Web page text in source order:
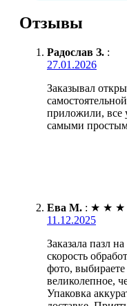
Отзывы
Радослав З. :
27.01.2026
Заказывал
приложили, все
самыми
Ева М. : ★ ★ ★
11.12.2025
Заказала пазл
скорость
фото,
великолепное,
Упаковка